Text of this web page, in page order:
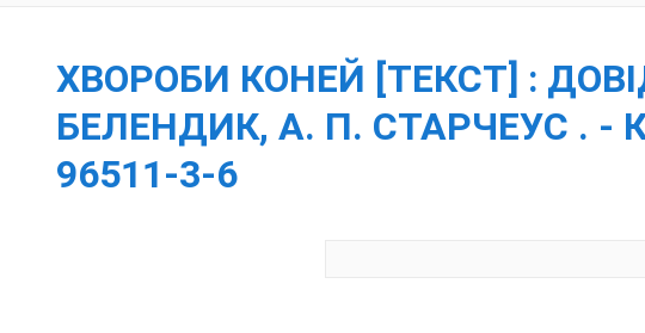
ХВОРОБИ КОНЕЙ [ТЕКСТ] :
БЕЛЕНДИК, А. П. СТАРЧЕУС . -
96511-3-6